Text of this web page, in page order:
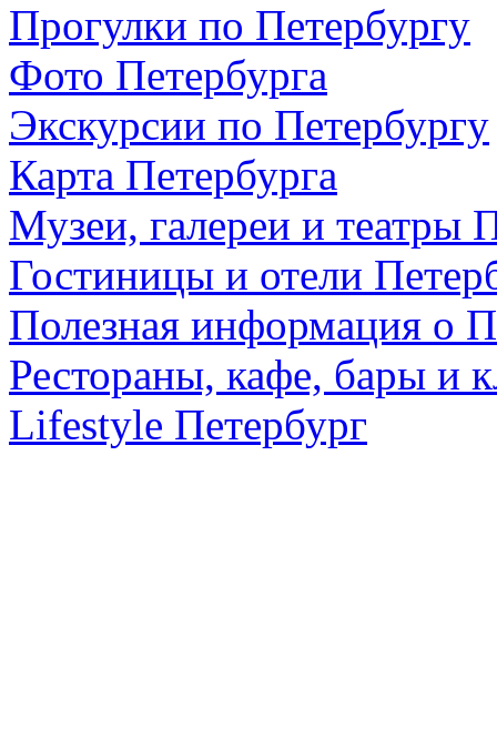
Прогулки по Петербургу
Фото Петербурга
Экскурсии по Петербургу
Карта Петербурга
Музеи, галереи и театры
Гостиницы и отели
Полезная информация о
Рестораны, кафе, бары и
Lifestyle Петербург